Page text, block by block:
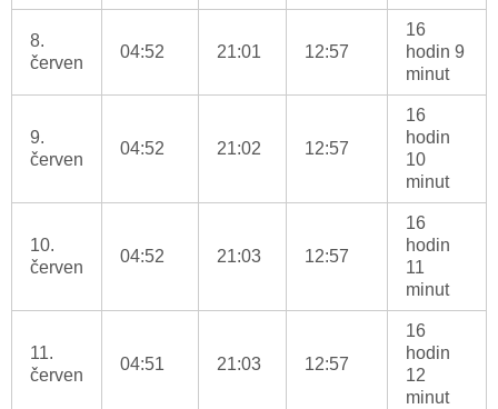
8.
červen
04:52 21:01 12:57
16
hodin 9
minut
9.
červen
04:52 21:02 12:57
16
hodin
10
minut
10.
červen
04:52 21:03 12:57
16
hodin
11
minut
11.
červen
04:51 21:03 12:57
16
hodin
12
minut